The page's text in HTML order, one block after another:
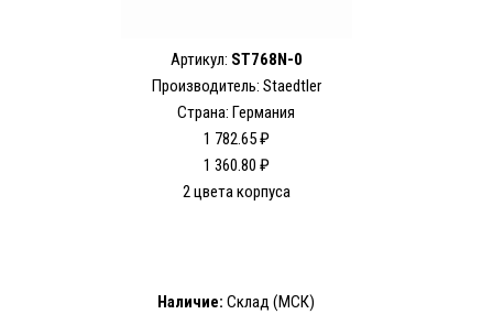
Артикул: ST768N-0
Производитель: Staedtler
Страна: Германия
1 782.65 ₽
1 360.80 ₽
2 цвета корпуса
Наличие: Склад (МСК)